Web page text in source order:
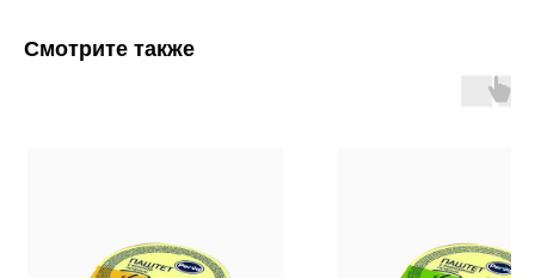
Смотрите также